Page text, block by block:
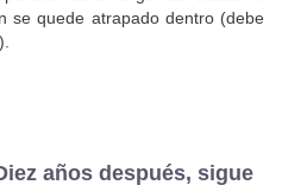
de emergencia desde el
quede atrapado dentro (debe